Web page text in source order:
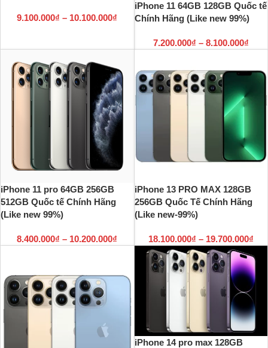
9.100.000₫ – 10.100.000₫
iPhone 11 64GB 128GB Quốc tế
Chính Hãng (Like new 99%)
7.200.000₫ – 8.100.000₫
iPhone 11 pro 64GB 256GB
512GB Quốc tế Chính Hãng
(Like new 99%)
8.400.000₫ – 10.200.000₫
iPhone 13 PRO MAX 128GB
256GB Quốc Tế Chính Hãng
(Like new-99%)
18.100.000₫ – 19.700.000₫
iPhone 14 pro max 128GB